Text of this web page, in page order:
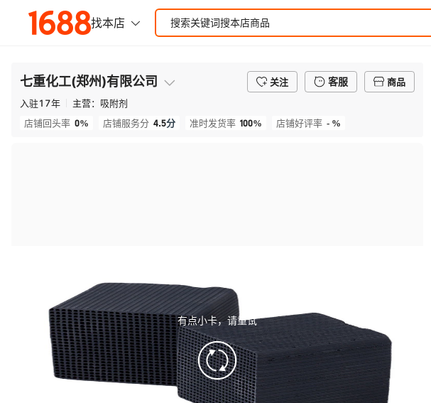
七重化工(郑州)有限公司 关注 客服
商品
入驻17年 主营： 吸附剂
店铺回头率 0% 店铺服务分 4.5分 准时发货率 100% 店铺好评率 - %
有点小卡，请重试
retry